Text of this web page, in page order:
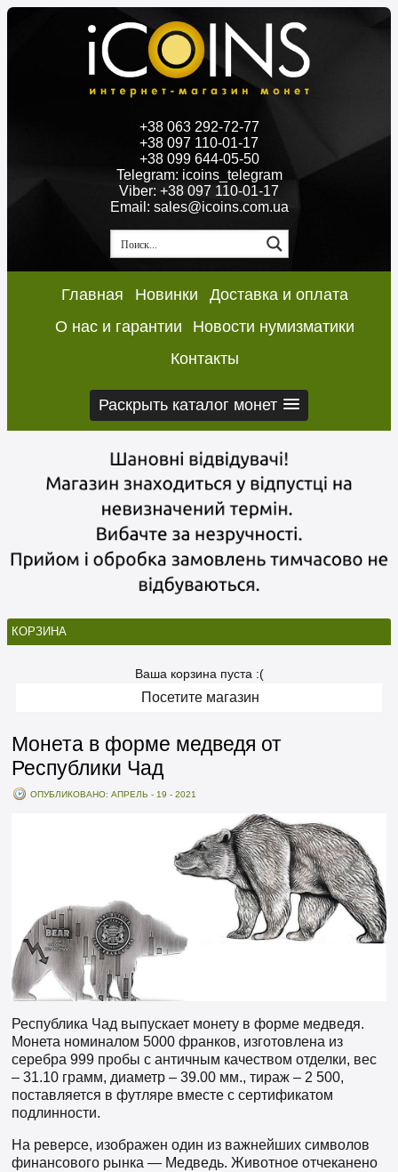
+38 063 292-72-77
+38 097 110-01-17
+38 099 644-05-50
Telegram: icoins_telegram
Viber: +38 097 110-01-17
Email: sales@icoins.com.ua
Главная Новинки
Доставка и оплата
О нас и гарантии
Новости нумизматики
Контакты
Раскрыть каталог монет
КОРЗИНА
Ваша корзина пуста :(
Посетите магазин
Монета в форме медведя от
Республики Чад
ОПУБЛИКОВАНО: АПРЕЛЬ - 19 - 2021
Республика Чад выпускает монету в форме медведя.
Монета номиналом 5000 франков, изготовлена из
серебра 999 пробы с античным качеством отделки, вес
– 31.10 грамм, диаметр – 39.00 мм., тираж – 2 500,
поставляется в футляре вместе с сертификатом
подлинности.
На реверсе, изображен один из важнейших символов
финансового рынка — Медведь. Животное отчеканено